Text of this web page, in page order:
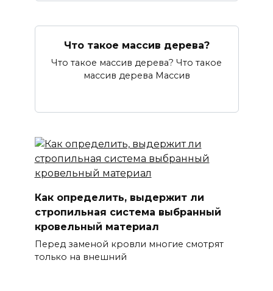
Что такое массив дерева?
Что такое массив дерева? Что такое
массив дерева Массив
Как определить, выдержит ли
стропильная система выбранный
кровельный материал
Перед заменой кровли многие смотрят
только на внешний